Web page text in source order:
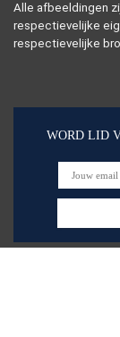
Alle afbeeldingen
respectievelijke
respectievelijke
WORD LID